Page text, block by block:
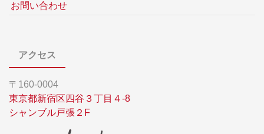
お問い合わせ
アクセス
〒160-0004
東京都新宿区四谷３丁目４-8
シャンブル戸張２F